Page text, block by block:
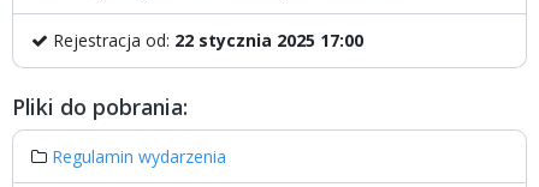
Rejestracja od: 22 stycznia 2025 17:00
Pliki do pobrania:
Regulamin wydarzenia